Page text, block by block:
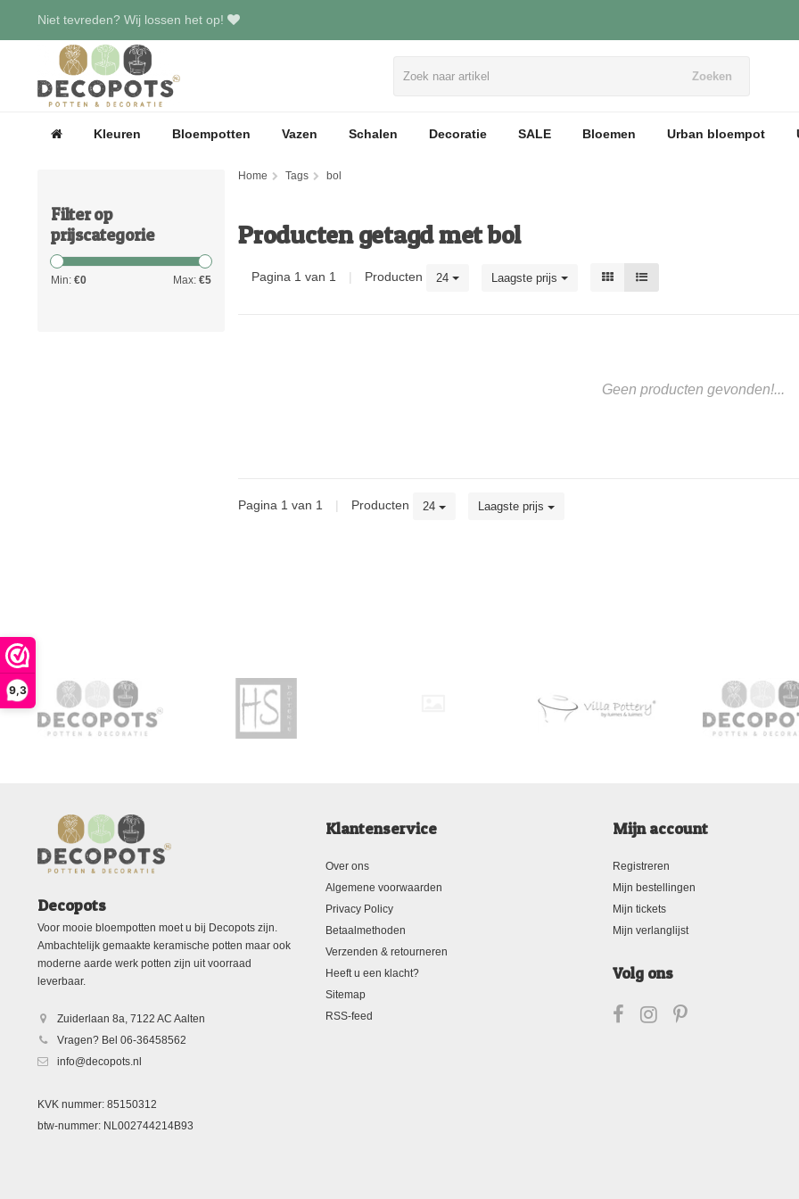
9,3
Niet tevreden? Wij lossen het op!
Zoeken
Kleuren Bloempotten Vazen Schalen Decoratie SALE Bloemen Urban bloempot
Filter op
prijscategorie
Min: €0 Max: €5
Home Tags bol
Producten getagd met bol
Pagina 1 van 1 | Producten 24 Laagste prijs
Geen producten gevonden!...
Pagina 1 van 1 | Producten 24 Laagste prijs
Decopots
Voor mooie bloempotten moet u bij Decopots zijn.
Ambachtelijk gemaakte keramische potten maar ook
moderne aarde werk potten zijn uit voorraad
leverbaar.
Zuiderlaan 8a, 7122 AC Aalten
Vragen? Bel 06-36458562
info@decopots.nl
KVK nummer: 85150312
btw-nummer: NL002744214B93
Klantenservice
Over ons
Algemene voorwaarden
Privacy Policy
Betaalmethoden
Verzenden & retourneren
Heeft u een klacht?
Sitemap
RSS-feed
Mijn account
Registreren
Mijn bestellingen
Mijn tickets
Mijn verlanglijst
Volg ons